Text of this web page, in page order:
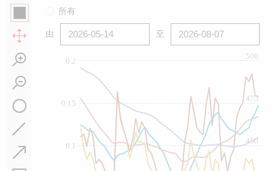
所有
由 至
0.1
0.15
0.2
450
475
500